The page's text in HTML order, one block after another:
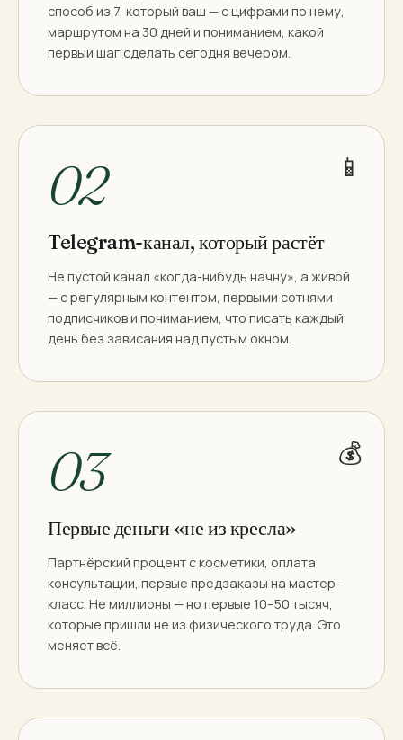
способ из 7, который ваш — с цифрами по нему,
маршрутом на 30 дней и пониманием, какой
первый шаг сделать сегодня вечером.
📱
02
Telegram-канал, который растёт
Не пустой канал «когда-нибудь начну», а живой
— с регулярным контентом, первыми сотнями
подписчиков и пониманием, что писать каждый
день без зависания над пустым окном.
💰
03
Первые деньги «не из кресла»
Партнёрский процент с косметики, оплата
консультации, первые предзаказы на мастер-
класс. Не миллионы — но первые 10–50 тысяч,
которые пришли не из физического труда. Это
меняет всё.